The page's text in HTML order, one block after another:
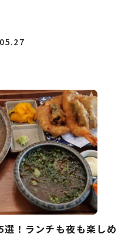
！ランチも夜も楽しめ